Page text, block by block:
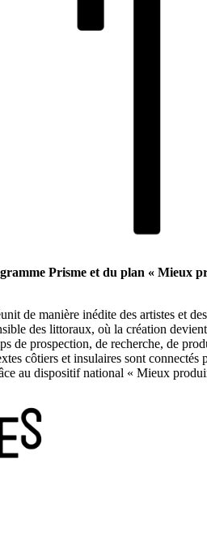
Prisme et du plan « Mieux
de manière inédite des artistes et
des littoraux, où la création
de prospection, de recherche, de
côtiers et insulaires sont
au dispositif national « Mieux